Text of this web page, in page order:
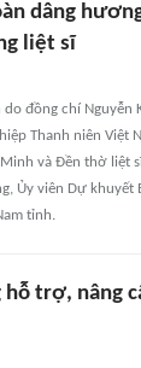
dâng
liệt sĩ
đồng chí Nguyễn
Thanh niên Việt
và Đền thờ liệt
Ủy viên Dự
tỉnh.
trợ, nâng